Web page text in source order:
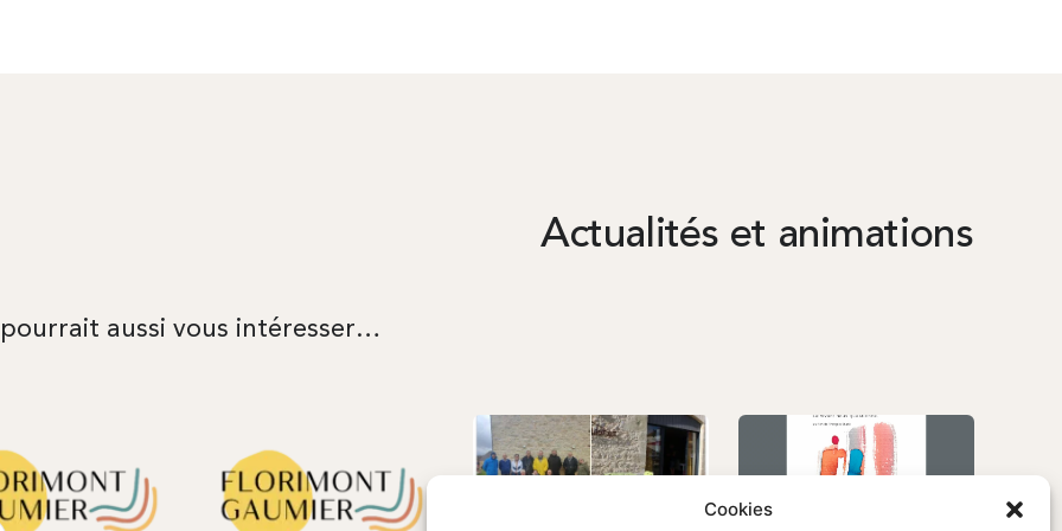
Cookies
Actualités et animations
aussi vous intéresser…